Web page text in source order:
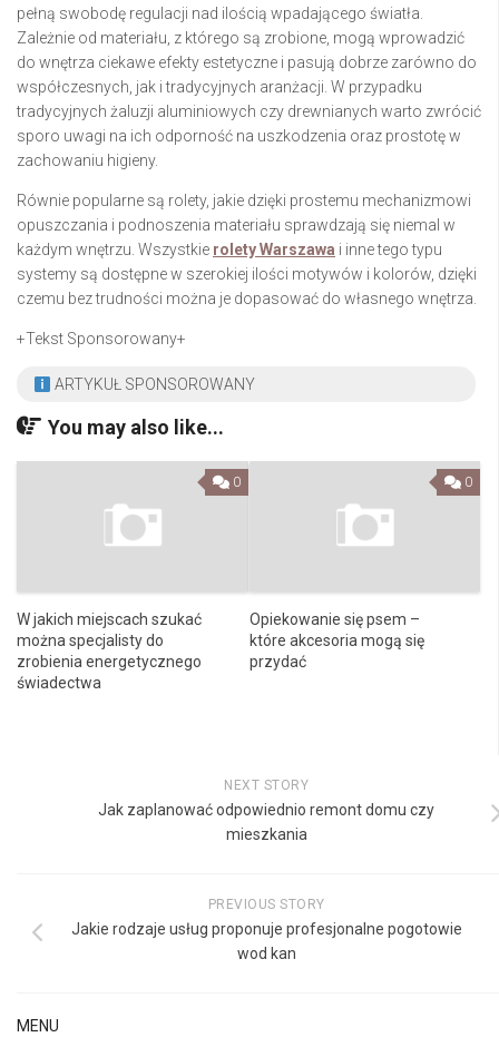
pełną swobodę regulacji nad ilością wpadającego światła.
Zależnie od materiału, z którego są zrobione, mogą wprowadzić
do wnętrza ciekawe efekty estetyczne i pasują dobrze zarówno do
współczesnych, jak i tradycyjnych aranżacji. W przypadku
tradycyjnych żaluzji aluminiowych czy drewnianych warto zwrócić
sporo uwagi na ich odporność na uszkodzenia oraz prostotę w
zachowaniu higieny.
Równie popularne są rolety, jakie dzięki prostemu mechanizmowi
opuszczania i podnoszenia materiału sprawdzają się niemal w
każdym wnętrzu. Wszystkie rolety Warszawa i inne tego typu
systemy są dostępne w szerokiej ilości motywów i kolorów, dzięki
czemu bez trudności można je dopasować do własnego wnętrza.
+Tekst Sponsorowany+
ARTYKUŁ SPONSOROWANY
You may also like...
0
W jakich miejscach szukać
można specjalisty do
zrobienia energetycznego
świadectwa
0
Opiekowanie się psem –
które akcesoria mogą się
przydać
NEXT STORY
Jak zaplanować odpowiednio remont domu czy
mieszkania
PREVIOUS STORY
Jakie rodzaje usług proponuje profesjonalne pogotowie
wod kan
MENU